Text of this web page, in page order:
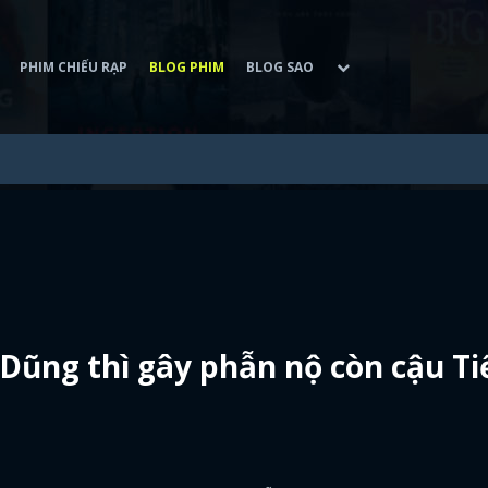
PHIM CHIẾU RẠP BLOG PHIM BLOG SAO
thì gây phẫn nộ còn cậu